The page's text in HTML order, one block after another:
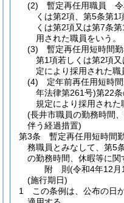
(2)
暫定再任用職員 令
くは第2項、第5条第1
くは第2項又は第7条
用された職員をいう。
(3)
暫定再任用短時間
第1項若しくは第2項
定により採用された職
(4)
定年前再任用短時
年法律第261号)第22
規定により採用された
(長井市職員の勤務時間
伴う経過措置)
第3条
暫定再任用短時間
務職員とみなして、第5
の勤務時間、休暇等に関
附 則(令和4年12月
(施行期日)
1
この条例は、公布の日